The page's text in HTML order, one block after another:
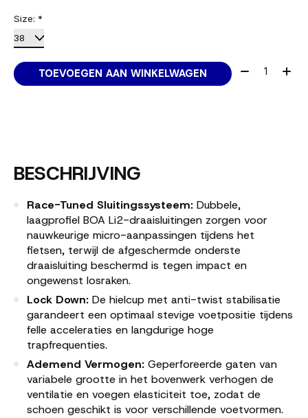
Size: *
TOEVOEGEN AAN WINKELWAGEN Aantal:
BESCHRIJVING
Race-Tuned Sluitingssysteem: Dubbele,
laagprofiel BOA Li2-draaisluitingen zorgen voor
nauwkeurige micro-aanpassingen tijdens het
fietsen, terwijl de afgeschermde onderste
draaisluiting beschermd is tegen impact en
ongewenst losraken.
Lock Down: De hielcup met anti-twist stabilisatie
garandeert een optimaal stevige voetpositie tijdens
felle acceleraties en langdurige hoge
trapfrequenties.
Ademend Vermogen: Geperforeerde gaten van
variabele grootte in het bovenwerk verhogen de
ventilatie en voegen elasticiteit toe, zodat de
schoen geschikt is voor verschillende voetvormen.